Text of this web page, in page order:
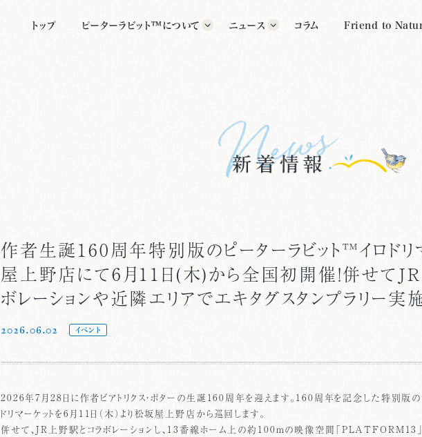
トップ ピーターラビット™について ニュース コラム Friend to
作者生誕160周年特別版のピーターラビット™イロドリ
屋上野店にて6月11日(木)から全国初開催！併せてＪ
ボレーションや近隣エリアでエキタグスタンプラリー実施
2026.06.02 イベント
2026年7月28日に作者ビアトリクス・ポターの生誕160周年を迎えます。160周年を記念した特別版の
ドリマーケットを6月11日（木）より松坂屋上野店から巡回します。
併せて、JR上野駅とコラボレーションし、13番線ホーム上の約100ｍの映像空間「PLATFORM13